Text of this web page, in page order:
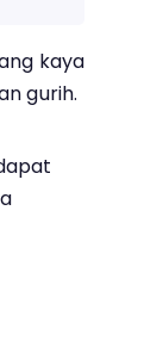
kaya
gurih.